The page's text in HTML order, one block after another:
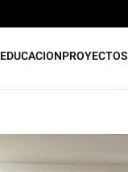
EDUCACIONPROYECTOS